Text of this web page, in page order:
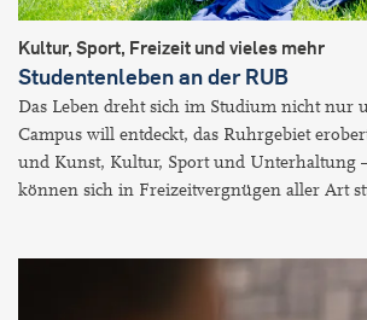
Kultur, Sport, Freizeit und vieles mehr
Studentenleben an der RUB
Das Leben dreht sich im Studium nicht nur
Campus will entdeckt, das Ruhrgebiet
und Kunst, Kultur, Sport und Unterhaltung
können sich in Freizeitvergnügen aller Art